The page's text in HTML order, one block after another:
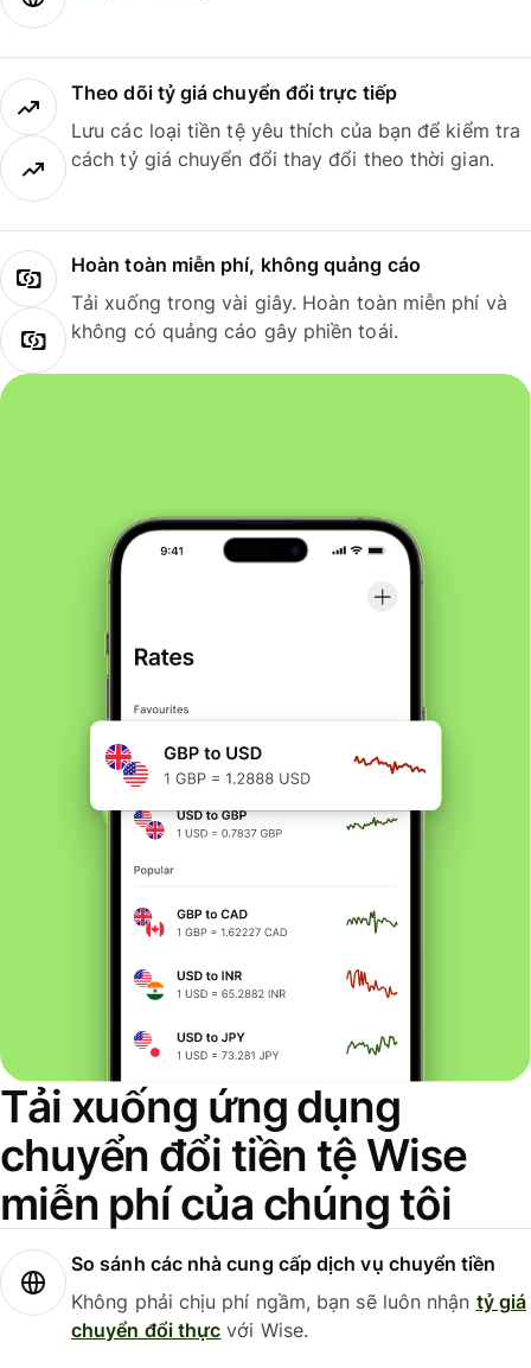
Theo dõi tỷ giá chuyển đổi trực tiếp
Lưu các loại tiền tệ yêu thích của bạn để kiểm tra
cách tỷ giá chuyển đổi thay đổi theo thời gian.
Hoàn toàn miễn phí, không quảng cáo
Tải xuống trong vài giây. Hoàn toàn miễn phí và
không có quảng cáo gây phiền toái.
Tải xuống ứng dụng
chuyển đổi tiền tệ Wise
miễn phí của chúng tôi
So sánh các nhà cung cấp dịch vụ chuyển tiền
Không phải chịu phí ngầm, bạn sẽ luôn nhận tỷ giá
chuyển đổi thực với Wise.